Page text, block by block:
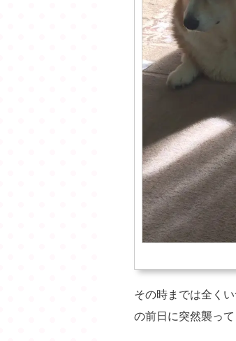
その時までは全く
の前日に突然襲って